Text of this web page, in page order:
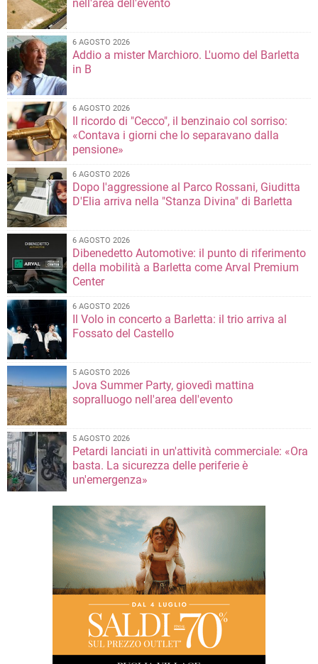
nell'area dell'evento
6 AGOSTO 2026
Addio a mister Marchioro. L'uomo del Barletta
in B
6 AGOSTO 2026
Il ricordo di "Cecco", il benzinaio col sorriso:
«Contava i giorni che lo separavano dalla
pensione»
6 AGOSTO 2026
Dopo l'aggressione al Parco Rossani, Giuditta
D'Elia arriva nella "Stanza Divina" di Barletta
6 AGOSTO 2026
Dibenedetto Automotive: il punto di riferimento
della mobilità a Barletta come Arval Premium
Center
6 AGOSTO 2026
Il Volo in concerto a Barletta: il trio arriva al
Fossato del Castello
5 AGOSTO 2026
Jova Summer Party, giovedì mattina
sopralluogo nell'area dell'evento
5 AGOSTO 2026
Petardi lanciati in un'attività commerciale: «Ora
basta. La sicurezza delle periferie è
un'emergenza»